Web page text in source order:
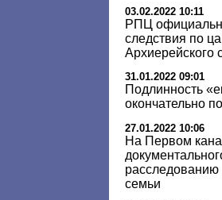
03.02.2022 10:11
РПЦ
следствия по
Архиерейского
31.01.2022 09:01
Подлинность
окончательно
27.01.2022 10:06
На Первом
расследованию
семьи